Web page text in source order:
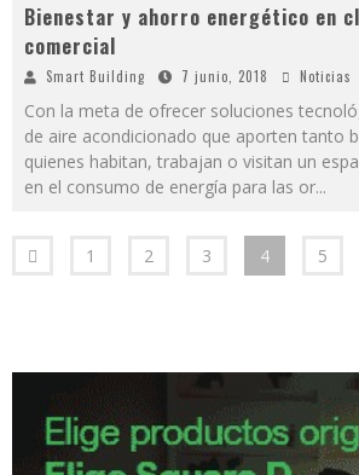
Bienestar y ahorro energético en
comercial
Smart Building 7 junio, 2018 Noticias
Con la meta de ofrecer soluciones
de aire acondicionado que aporten tanto
quienes habitan, trabajan o visitan un
en el consumo de energía para las or...
1 2 3 4 5